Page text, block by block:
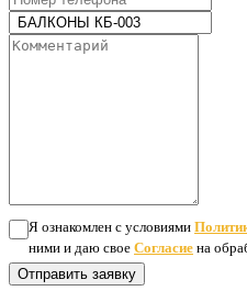
Я ознакомлен с условиями
ними и даю свое Согласие на
Отправить заявку